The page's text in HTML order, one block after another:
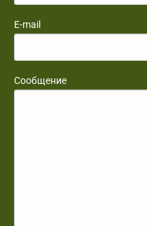
E-mail
Сообщение